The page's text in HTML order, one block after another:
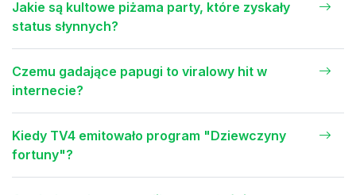
Jakie są kultowe piżama party, które zyskały
status słynnych?
Czemu gadające papugi to viralowy hit w
internecie?
Kiedy TV4 emitowało program "Dziewczyny
fortuny"?